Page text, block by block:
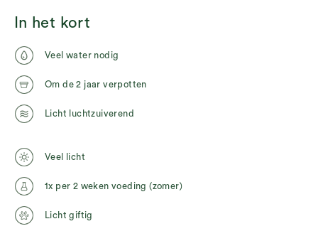
In het kort
Veel water nodig
Om de 2 jaar verpotten
Licht luchtzuiverend
Veel licht
1x per 2 weken voeding (zomer)
Licht giftig